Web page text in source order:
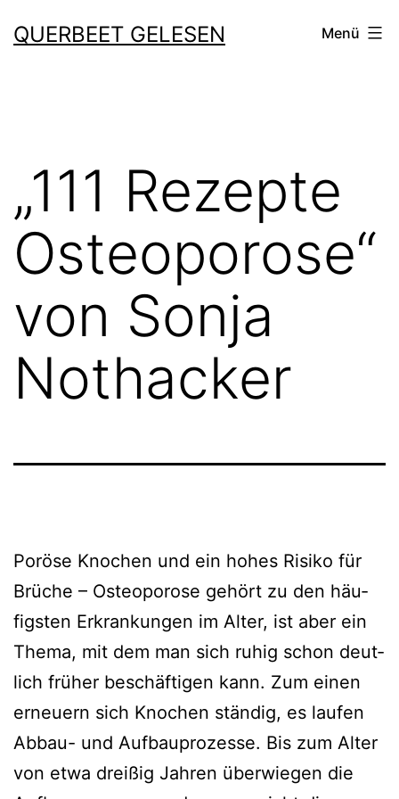
Inhalt
QUERBEET GELESEN Menü
„111 Rezepte
Osteoporose“
von Sonja
Nothacker
Poröse Knochen und ein hohes Risiko für
Brüche – Osteoporose gehört zu den häu­
figs­ten Erkrankungen im Alter, ist aber ein
Thema, mit dem man sich ruhig schon deut­
lich frü­her beschäf­ti­gen kann. Zum einen
erneu­ern sich Knochen stän­dig, es lau­fen
Abbau- und Aufbauprozesse. Bis zum Alter
von etwa drei­ßig Jahren über­wie­gen die